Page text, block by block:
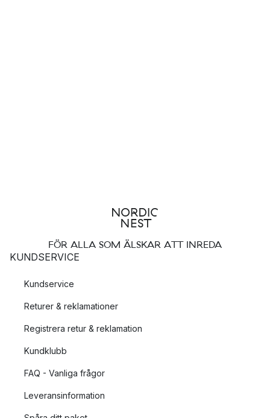
FÖR ALLA SOM ÄLSKAR ATT INREDA
KUNDSERVICE
Kundservice
Returer & reklamationer
Registrera retur & reklamation
Kundklubb
FAQ - Vanliga frågor
Leveransinformation